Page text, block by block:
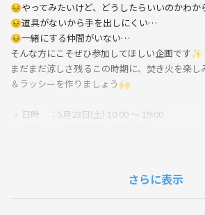
😣やってみたいけど、どうしたらいいのかわ
😣道具がないから手を出しにくい…
😣一緒にする仲間がいない…
そんな方にこそぜひ参加してほしい企画です✨
まだまだ涼しさ残るこの時期に、焚き火を楽
＆ラッシーを作りましょう🙌
🔹日時 ：5月23日(土) 10:00 〜 19:00
さらに表示